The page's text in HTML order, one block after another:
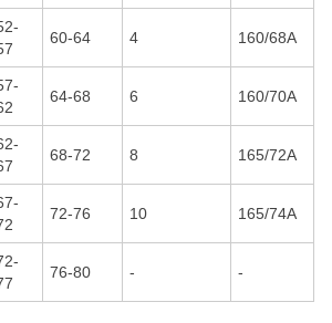
60-64 4 160/68A
64-68 6 160/70A
68-72 8 165/72A
72-76 10 165/74A
76-80 - -